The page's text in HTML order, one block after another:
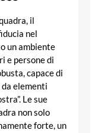
il
nel
un ambiente
e persone di
capace di
elementi
Le sue
non solo
forte, un